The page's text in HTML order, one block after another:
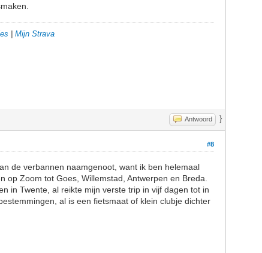
Mijn Strava
Antwoord }
#8
de verbannen naamgenoot, want ik ben helemaal
Zoom tot Goes, Willemstad, Antwerpen en Breda.
in Twente, al reikte mijn verste trip in vijf dagen tot in
al is een fietsmaat of klein clubje dichter